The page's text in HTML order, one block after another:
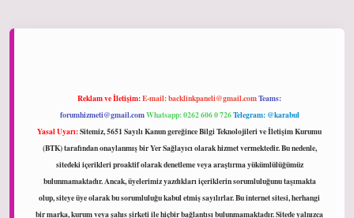
Reklam ve İletişim:E-mail:backlinkpaneli@gmail.comTeams:
forumhizmeti@gmail.comWhatsapp: 0262 606 0 726Telegram: @karabul
Yasal Uyarı:Sitemiz, 5651 Sayılı Kanun gereğince Bilgi Teknolojileri ve İletişim Kurumu
(BTK) tarafından onaylanmış bir Yer Sağlayıcı olarak hizmet vermektedir. Bu nedenle,
sitedeki içerikleri proaktif olarak denetleme veya araştırma yükümlülüğümüz
bulunmamaktadır. Ancak, üyelerimiz yazdıkları içeriklerin sorumluluğunu taşımakta
olup, siteye üye olarak bu sorumluluğu kabul etmiş sayılırlar. Bu internet sitesi, herhangi
bir marka, kurum veya şahıs şirketi ile hiçbir bağlantısı bulunmamaktadır. Sitede yalnızca